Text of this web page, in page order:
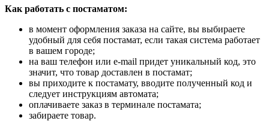
Как работать с постаматом:
в момент оформления заказа на сайте, вы выбираете
удобный для себя постамат, если такая система работает
в вашем городе;
на ваш телефон или e-mail придет уникальный код, это
значит, что товар доставлен в постамат;
вы приходите к постамату, вводите полученный код и
следует инструкциям автомата;
оплачиваете заказ в терминале постамата;
забираете товар.